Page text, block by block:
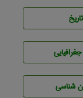
تاريخ
شناسی